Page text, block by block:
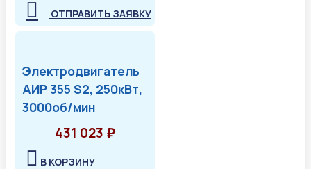
ОТПРАВИТЬ ЗАЯВКУ
Электродвигатель
АИР 355 S2, 250кВт,
3000об/мин
431 023 ₽
В КОРЗИНУ